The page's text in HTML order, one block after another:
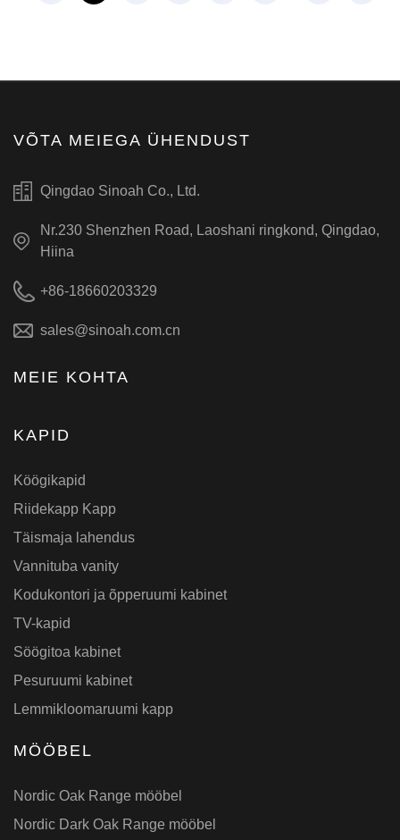
VÕTA MEIEGA ÜHENDUST
Qingdao Sinoah Co., Ltd.
Nr.230 Shenzhen Road, Laoshani ringkond, Qingdao,
Hiina
+86-18660203329
sales@sinoah.com.cn
MEIE KOHTA
KAPID
Köögikapid
Riidekapp Kapp
Täismaja lahendus
Vannituba vanity
Kodukontori ja õpperuumi kabinet
TV-kapid
Söögitoa kabinet
Pesuruumi kabinet
Lemmikloomaruumi kapp
MÖÖBEL
Nordic Oak Range mööbel
Nordic Dark Oak Range mööbel